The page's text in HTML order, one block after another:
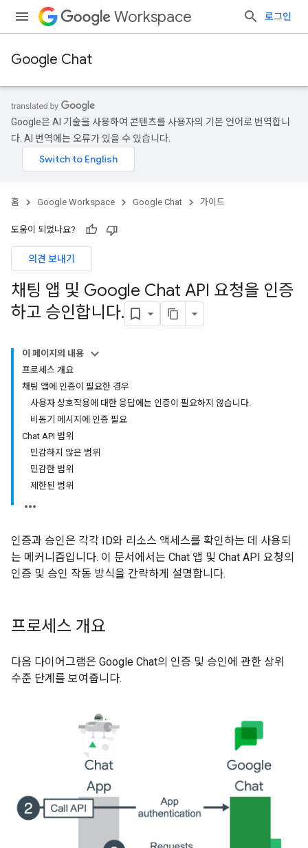
Workspace 로그인
Google Chat
Google은 AI 기술을 사용하여 콘텐츠를 사용자의 기본 언어로 번역합니
다. AI 번역에는 오류가 있을 수 있습니다.
홈 Google Workspace Google Chat 가이드
도움이 되었나요?
의견 보내기
채팅 앱 및 Google Chat API 요청을 인증
하고 승인합니다.
이 페이지의 내용
프로세스 개요
채팅 앱에 인증이 필요한 경우
사용자 상호작용에 대한 응답에는 인증이 필요하지 않습니다.
비동기 메시지에 인증 필요
Chat API 범위
민감하지 않은 범위
민감한 범위
제한된 범위
인증과 승인은 각각 ID와 리소스 액세스를 확인하는 데 사용되
는 메커니즘입니다. 이 문서에서는 Chat 앱 및 Chat API 요청의
인증 및 승인 작동 방식을 간략하게 설명합니다.
프로세스 개요
다음 다이어그램은 Google Chat의 인증 및 승인에 관한 상위
수준 단계를 보여줍니다.